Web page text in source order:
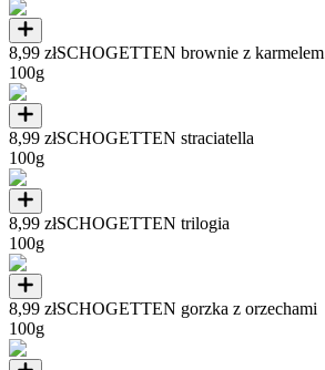
8,99 złSCHOGETTEN brownie z karmelem
100g
8,99 złSCHOGETTEN straciatella
100g
8,99 złSCHOGETTEN trilogia
100g
8,99 złSCHOGETTEN gorzka z orzechami
100g